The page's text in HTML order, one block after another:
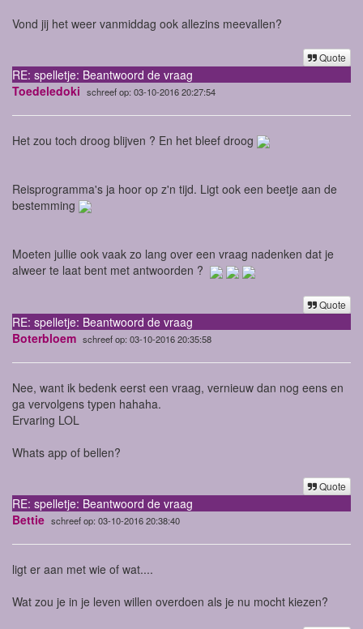
Vond jij het weer vanmiddag ook allezins meevallen?
Quote
RE: spelletje: Beantwoord de vraag
Toedeledoki schreef op: 03-10-2016 20:27:54
Het zou toch droog blijven ? En het bleef droog
Reisprogramma's ja hoor op z'n tijd. Ligt ook een beetje aan de
bestemming
Moeten jullie ook vaak zo lang over een vraag nadenken dat je
alweer te laat bent met antwoorden ?
Quote
RE: spelletje: Beantwoord de vraag
Boterbloem schreef op: 03-10-2016 20:35:58
Nee, want ik bedenk eerst een vraag, vernieuw dan nog eens en
ga vervolgens typen hahaha.
Ervaring LOL
Whats app of bellen?
Quote
RE: spelletje: Beantwoord de vraag
Bettie schreef op: 03-10-2016 20:38:40
ligt er aan met wie of wat....
Wat zou je in je leven willen overdoen als je nu mocht kiezen?